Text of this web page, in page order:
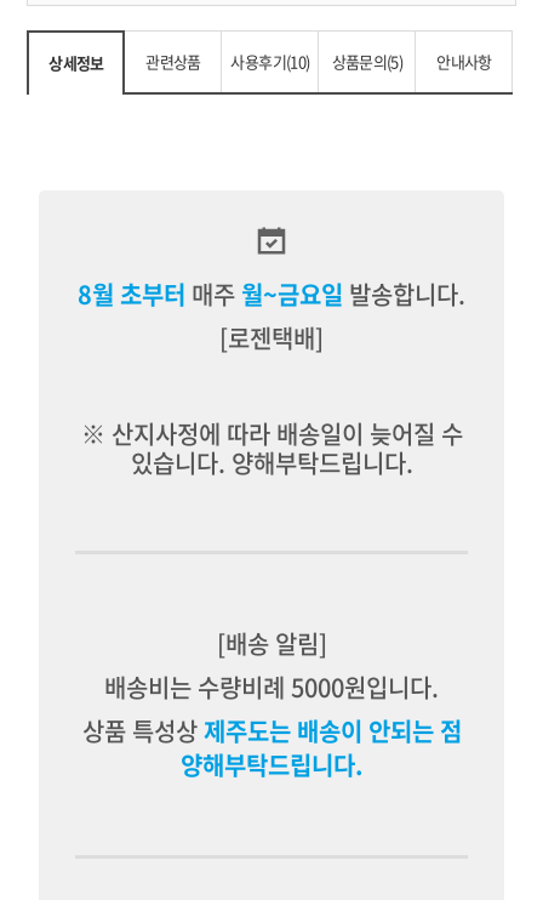
상세정보 관련상품 사용후기(10) 상품문의(5) 안내사항
8월 초부터 매주 월~금요일 발송합니다.
[로젠택배]
※ 산지사정에 따라 배송일이 늦어질 수
있습니다. 양해부탁드립니다.
[배송 알림]
배송비는 수량비례 5000원입니다.
상품 특성상제주도는 배송이 안되는 점
양해부탁드립니다.